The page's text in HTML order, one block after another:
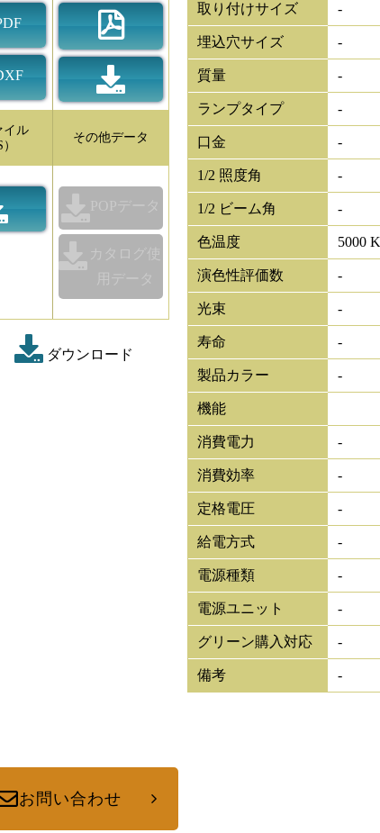
イル
その他データ
POPデータ
カタログ使
用データ
ダウンロード
取り付けサイズ -
埋込穴サイズ -
質量 -
ランプタイプ -
口金 -
1/2 照度角 -
1/2 ビーム角 -
色温度 5000 K
演色性評価数 -
光束 -
寿命 -
製品カラー -
機能
消費電力 -
消費効率 -
定格電圧 -
給電方式 -
電源種類 -
電源ユニット -
グリーン購入対応 -
備考 -
お問い合わせ